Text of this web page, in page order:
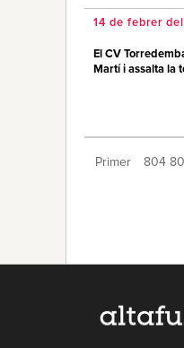
14 de febrer
El CV
Martí i assalta la
Primer 804
818 819 820 821